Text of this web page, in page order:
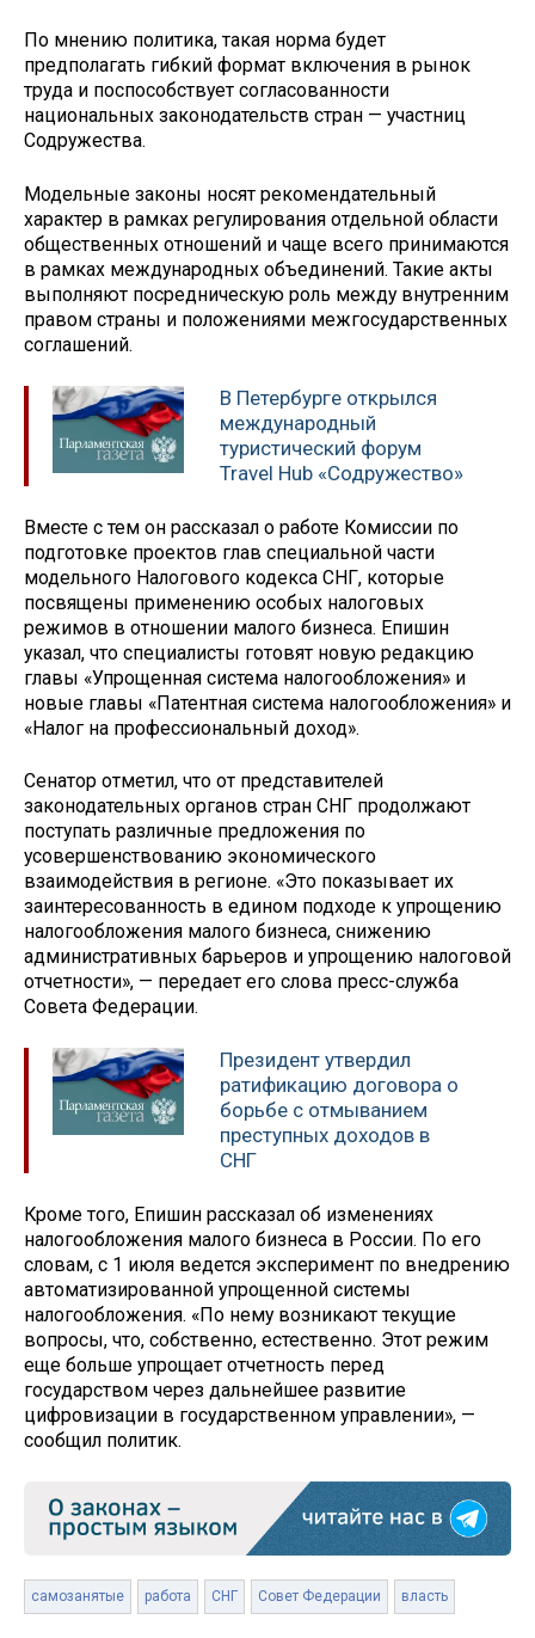
По мнению политика, такая норма будет
предполагать гибкий формат включения в рынок
труда и поспособствует согласованности
национальных законодательств стран — участниц
Содружества.
Модельные законы носят рекомендательный
характер в рамках регулирования отдельной области
общественных отношений и чаще всего принимаются
в рамках международных объединений. Такие акты
выполняют посредническую роль между внутренним
правом страны и положениями межгосударственных
соглашений.
В Петербурге открылся
международный
туристический форум
Travel Hub «Содружество»
Вместе с тем он рассказал о работе Комиссии по
подготовке проектов глав специальной части
модельного Налогового кодекса СНГ, которые
посвящены применению особых налоговых
режимов в отношении малого бизнеса. Епишин
указал, что специалисты готовят новую редакцию
главы «Упрощенная система налогообложения» и
новые главы «Патентная система налогообложения» и
«Налог на профессиональный доход».
Сенатор отметил, что от представителей
законодательных органов стран СНГ продолжают
поступать различные предложения по
усовершенствованию экономического
взаимодействия в регионе. «Это показывает их
заинтересованность в едином подходе к упрощению
налогообложения малого бизнеса, снижению
административных барьеров и упрощению налоговой
отчетности», — передает его слова пресс-служба
Совета Федерации.
Президент утвердил
ратификацию договора о
борьбе с отмыванием
преступных доходов в
СНГ
Кроме того, Епишин рассказал об изменениях
налогообложения малого бизнеса в России. По его
словам, с 1 июля ведется эксперимент по внедрению
автоматизированной упрощенной системы
налогообложения. «По нему возникают текущие
вопросы, что, собственно, естественно. Этот режим
еще больше упрощает отчетность перед
государством через дальнейшее развитие
цифровизации в государственном управлении», —
сообщил политик.
самозанятые работа СНГ Совет Федерации власть